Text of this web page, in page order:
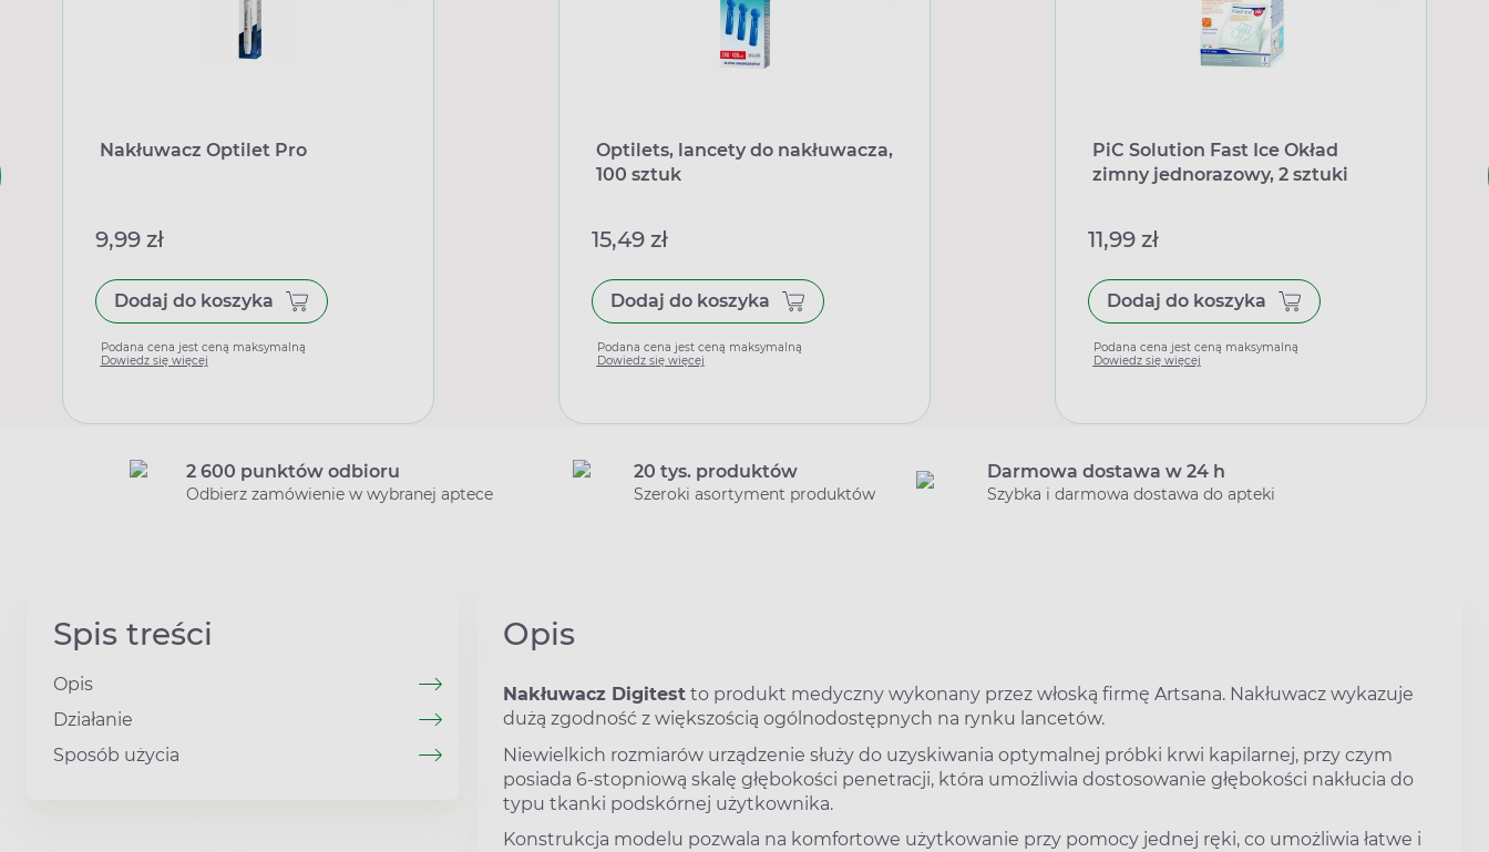
Nakłuwacz Optilet Pro
9,99 zł
Dodaj do koszyka
Podana cena jest ceną maksymalną
Dowiedz się więcej
Optilets, lancety do nakłuwacza,
100 sztuk
15,49 zł
Dodaj do koszyka
Podana cena jest ceną maksymalną
Dowiedz się więcej
PiC Solution Fast Ice Okład
zimny jednorazowy, 2 sztuki
11,99 zł
Dodaj do koszyka
Podana cena jest ceną maksymalną
Dowiedz się więcej
2 600 punktów odbioru
Odbierz zamówienie w wybranej aptece
20 tys. produktów
Szeroki asortyment produktów
Darmowa dostawa w 24 h
Szybka i darmowa dostawa do apteki
Spis treści
Opis
Działanie
Sposób użycia
Opis
Nakłuwacz Digitest to produkt medyczny wykonany przez włoską firmę Artsana. Nakłuwacz wykazuje
dużą zgodność z większością ogólnodostępnych na rynku lancetów.
Niewielkich rozmiarów urządzenie służy do uzyskiwania optymalnej próbki krwi kapilarnej, przy czym
posiada 6-stopniową skalę głębokości penetracji, która umożliwia dostosowanie głębokości nakłucia do
typu tkanki podskórnej użytkownika.
Konstrukcja modelu pozwala na komfortowe użytkowanie przy pomocy jednej ręki, co umożliwia łatwe i